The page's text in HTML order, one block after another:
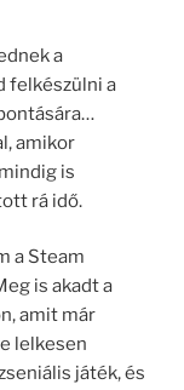
a
felkészülni a
amikor
is
rá idő.
a Steam
is akadt a
amit már
lelkesen
játék, és